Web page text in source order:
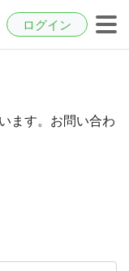
ログイン
ます。お問い合わ